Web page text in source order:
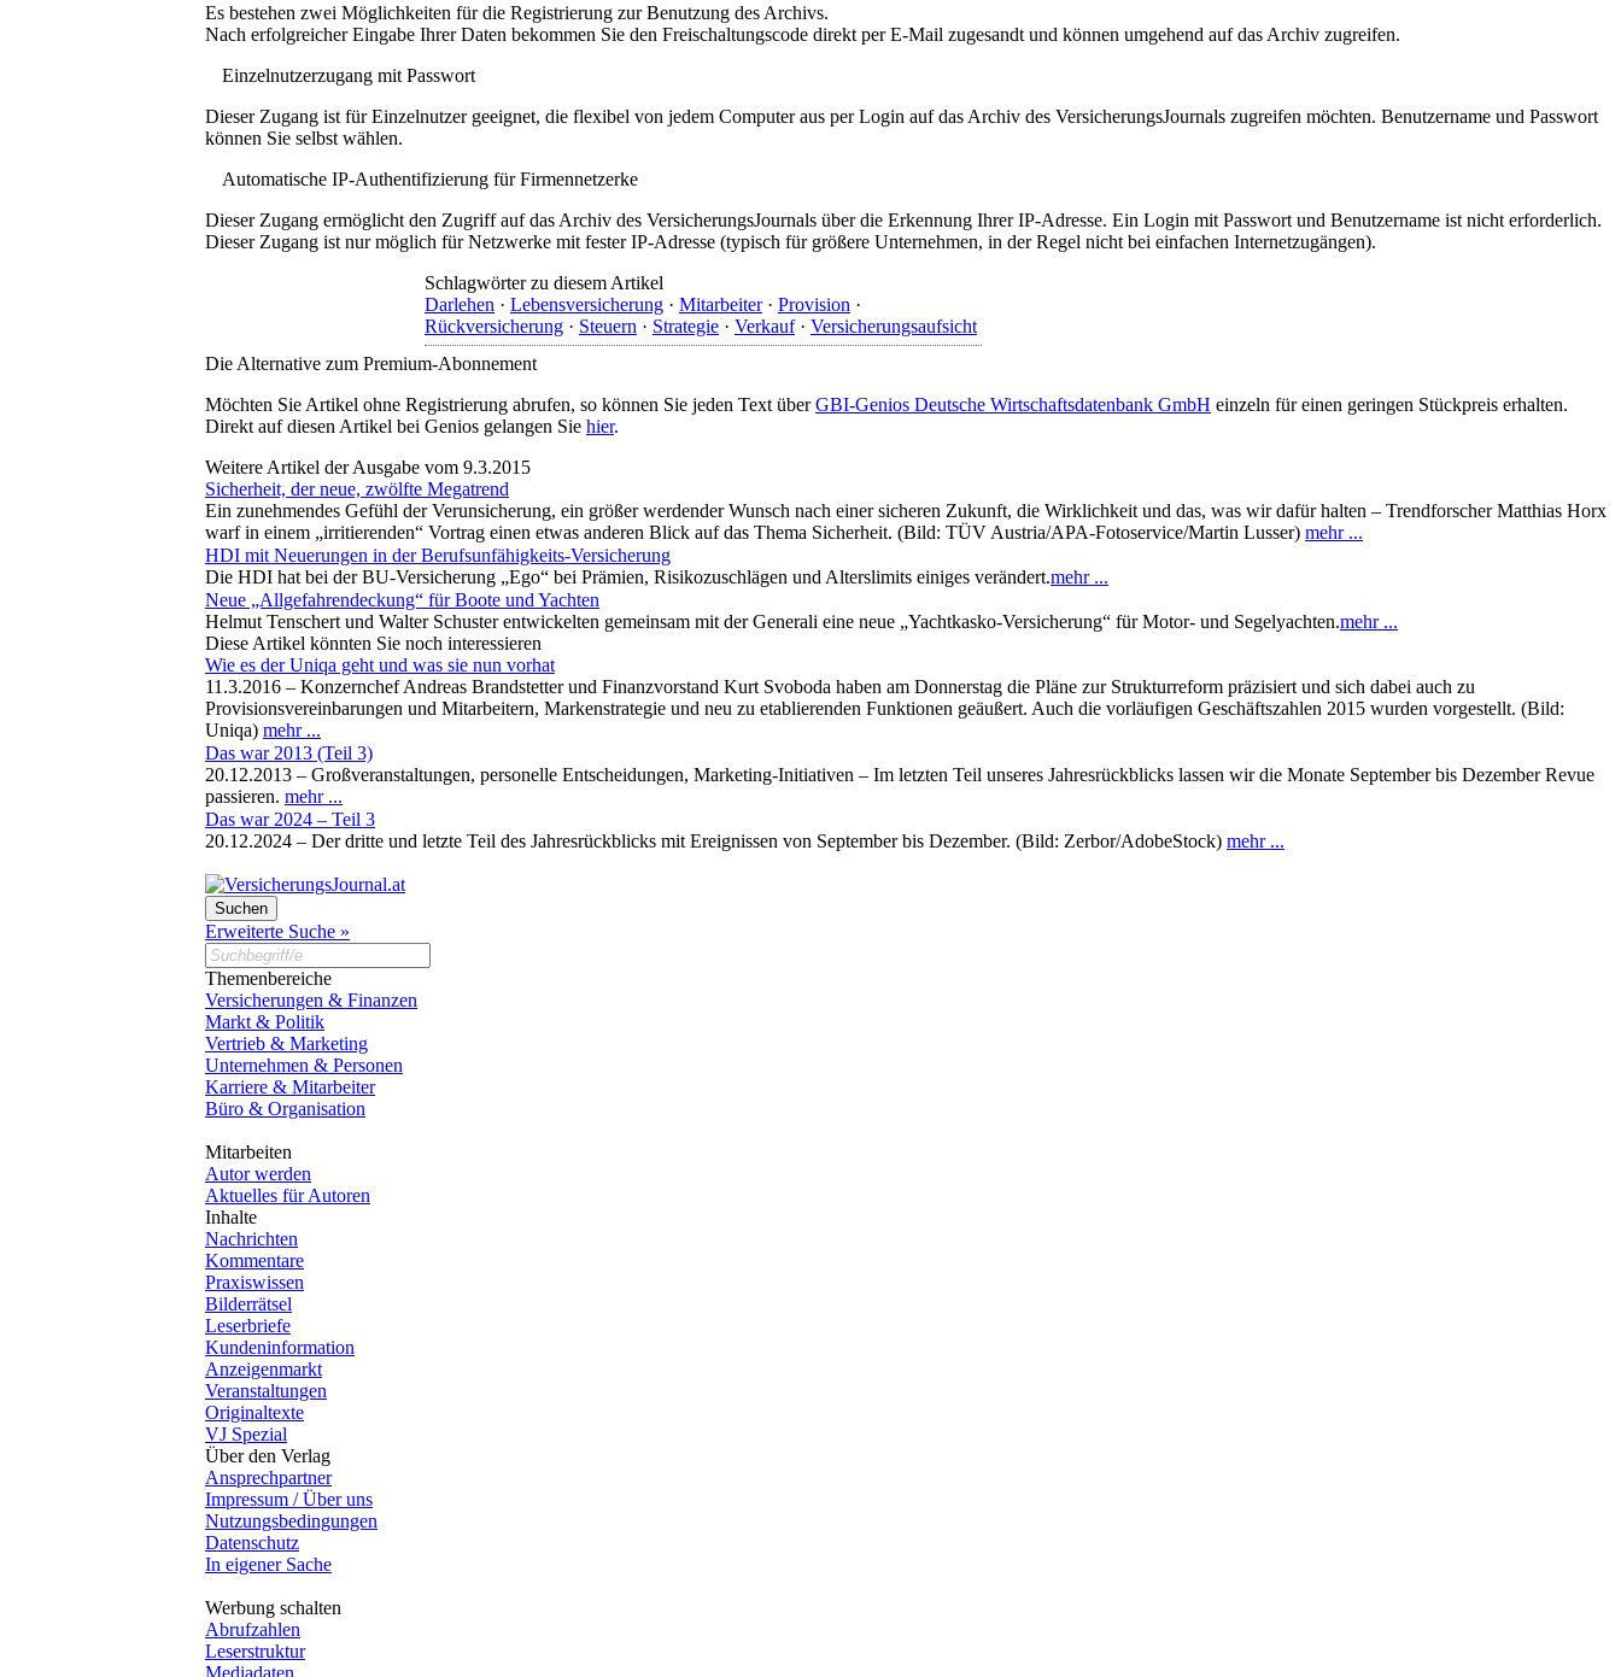
Es bestehen zwei Möglichkeiten für die Registrierung zur Benutzung des Archivs.
Nach erfolgreicher Eingabe Ihrer Daten bekommen Sie den Freischaltungscode direkt per E-Mail zugesandt und können umgehend auf das Archiv zugreifen.
Einzelnutzerzugang mit Passwort
Dieser Zugang ist für Einzelnutzer geeignet, die flexibel von jedem Computer aus per Login auf das Archiv des VersicherungsJournals zugreifen möchten. Benutzername und Passwort
können Sie selbst wählen.
Automatische IP-Authentifizierung für Firmennetzerke
Dieser Zugang ermöglicht den Zugriff auf das Archiv des VersicherungsJournals über die Erkennung Ihrer IP-Adresse. Ein Login mit Passwort und Benutzername ist nicht erforderlich.
Dieser Zugang ist nur möglich für Netzwerke mit fester IP-Adresse (typisch für größere Unternehmen, in der Regel nicht bei einfachen Internetzugängen).
Schlagwörter zu diesem Artikel
Darlehen · Lebensversicherung · Mitarbeiter· Provision ·
Rückversicherung · Steuern · Strategie · Verkauf· Versicherungsaufsicht
Die Alternative zum Premium-Abonnement
Möchten Sie Artikel ohne Registrierung abrufen, so können Sie jeden Text überGBI-Genios Deutsche Wirtschaftsdatenbank GmbH einzeln für einen geringen Stückpreis erhalten.
Direkt auf diesen Artikel bei Genios gelangen Sie hier.
Weitere Artikel der Ausgabe vom 9.3.2015
Sicherheit, der neue, zwölfte Megatrend
Ein zunehmendes Gefühl der Verunsicherung, ein größer werdender Wunsch nach einer sicheren Zukunft, die Wirklichkeit und das, was wir dafür halten – Trendforscher Matthias Horx
warf in einem „irritierenden“ Vortrag einen etwas anderen Blick auf das Thema Sicherheit. (Bild: TÜV Austria/APA-Fotoservice/Martin Lusser) mehr ...
HDI mit Neuerungen in der Berufsunfähigkeits-Versicherung
Die HDI hat bei der BU-Versicherung „Ego“ bei Prämien, Risikozuschlägen und Alterslimits einiges verändert.mehr ...
Neue „Allgefahrendeckung“ für Boote und Yachten
Helmut Tenschert und Walter Schuster entwickelten gemeinsam mit der Generali eine neue „Yachtkasko-Versicherung“ für Motor- und Segelyachten.mehr ...
Diese Artikel könnten Sie noch interessieren
Wie es der Uniqa geht und was sie nun vorhat
11.3.2016 – Konzernchef Andreas Brandstetter und Finanzvorstand Kurt Svoboda haben am Donnerstag die Pläne zur Strukturreform präzisiert und sich dabei auch zu
Provisionsvereinbarungen und Mitarbeitern, Markenstrategie und neu zu etablierenden Funktionen geäußert. Auch die vorläufigen Geschäftszahlen 2015 wurden vorgestellt. (Bild:
Uniqa) mehr ...
Das war 2013 (Teil 3)
20.12.2013 – Großveranstaltungen, personelle Entscheidungen, Marketing-Initiativen – Im letzten Teil unseres Jahresrückblicks lassen wir die Monate September bis Dezember Revue
passieren. mehr ...
Das war 2024 – Teil 3
20.12.2024 – Der dritte und letzte Teil des Jahresrückblicks mit Ereignissen von September bis Dezember. (Bild: Zerbor/AdobeStock) mehr ...
Erweiterte Suche »
Themenbereiche
Versicherungen & Finanzen
Markt & Politik
Vertrieb & Marketing
Unternehmen & Personen
Karriere & Mitarbeiter
Büro & Organisation
Mitarbeiten
Autor werden
Aktuelles für Autoren
Inhalte
Nachrichten
Kommentare
Praxiswissen
Bilderrätsel
Leserbriefe
Kundeninformation
Anzeigenmarkt
Veranstaltungen
Originaltexte
VJ Spezial
Über den Verlag
Ansprechpartner
Impressum / Über uns
Nutzungsbedingungen
Datenschutz
In eigener Sache
Werbung schalten
Abrufzahlen
Leserstruktur
Mediadaten